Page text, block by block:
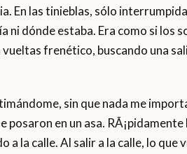
En las tinieblas, sólo
ni dónde estaba. Era como si los
frenético, buscando una
sin que nada me
posaron en un asa.
la calle. Al salir a la calle, lo que